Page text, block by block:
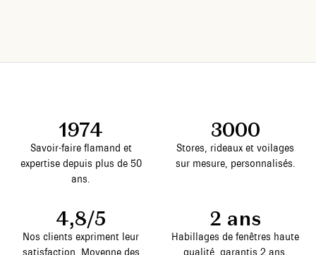
1974
Savoir-faire flamand et
expertise depuis plus de 50
ans.
3000
Stores, rideaux et voilages
sur mesure, personnalisés.
4,8/5
Nos clients expriment leur
satisfaction. Moyenne des
2 ans
Habillages de fenêtres haute
qualité, garantis 2 ans.